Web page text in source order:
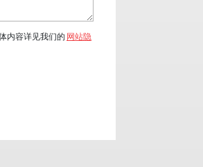
内容详见我们的 网站隐